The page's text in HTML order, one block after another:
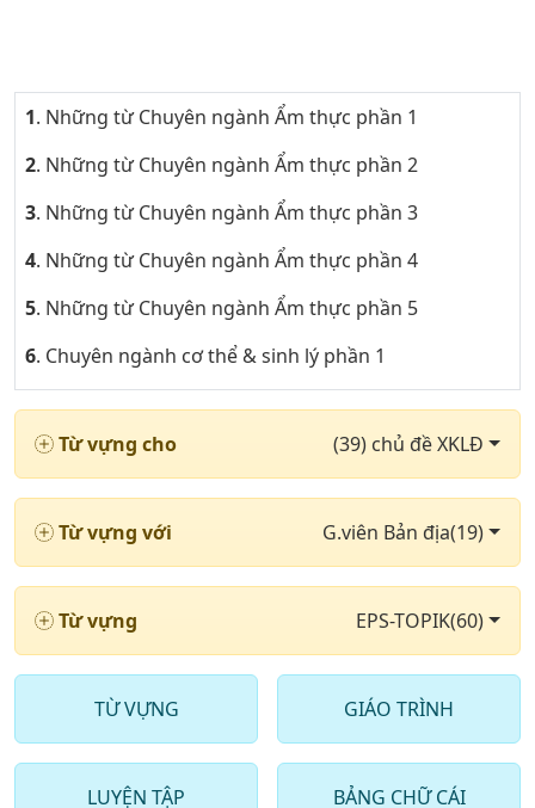
1. Những từ Chuyên ngành Ẩm thực phần 1
2. Những từ Chuyên ngành Ẩm thực phần 2
3. Những từ Chuyên ngành Ẩm thực phần 3
4. Những từ Chuyên ngành Ẩm thực phần 4
5. Những từ Chuyên ngành Ẩm thực phần 5
6. Chuyên ngành cơ thể & sinh lý phần 1
7. Chuyên ngành cơ thể & sinh lý phần 2
8. Chuyên ngành cơ thể & sinh lý phần 3
9. Ngành công nghiệp & nông nghiệp phần 1
10. Ngành công nghiệp & nông nghiệp phần 2
11. Ngành công nghiệp & nông nghiệp phần 3
14. Chuyên ngành luật & chật tự phần 2
. Chuyên ngành luật & chật tự phần 3
Từ vựng cho (39) chủ đề XKLĐ
Từ vựng với G.viên Bản địa(19)
Từ vựng EPS-TOPIK(60)
TỪ VỰNG GIÁO TRÌNH
LUYỆN TẬP BẢNG CHỮ CÁI